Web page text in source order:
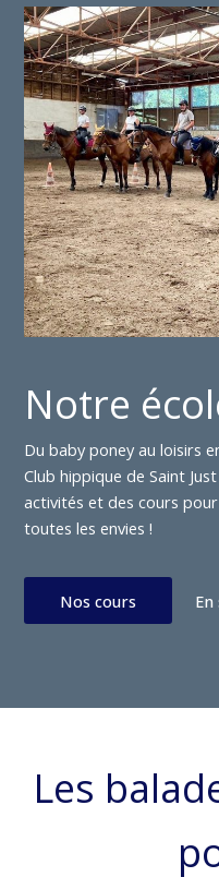
Notre
Du baby poney au loisirs
Club hippique de Saint
activités et des cours
toutes les envies !
Nos cours
Les